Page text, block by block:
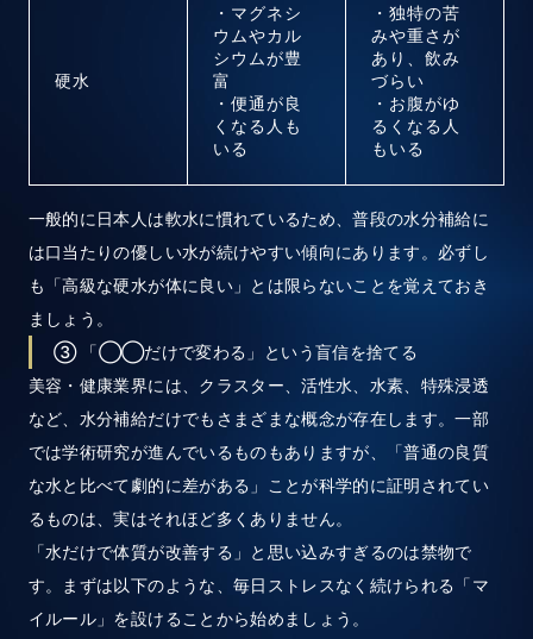
硬水
・マグネシ
ウムやカル
シウムが豊
富
・便通が良
くなる人も
いる
・独特の苦
みや重さが
あり、飲み
づらい
・お腹がゆ
るくなる人
もいる
一般的に日本人は軟水に慣れているため、普段の水分補給に
は口当たりの優しい水が続けやすい傾向にあります。必ずし
も「高級な硬水が体に良い」とは限らないことを覚えておき
ましょう。
③ 「◯◯だけで変わる」という盲信を捨てる
美容・健康業界には、クラスター、活性水、水素、特殊浸透
など、水分補給だけでもさまざまな概念が存在します。一部
では学術研究が進んでいるものもありますが、「普通の良質
な水と比べて劇的に差がある」ことが科学的に証明されてい
るものは、実はそれほど多くありません。
「水だけで体質が改善する」と思い込みすぎるのは禁物で
す。まずは以下のような、毎日ストレスなく続けられる「マ
イルール」を設けることから始めましょう。